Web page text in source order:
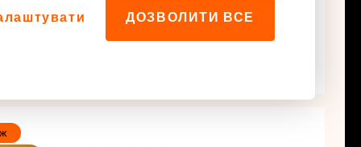
В наявності
ДОЗВОЛИТИ ВСЕ